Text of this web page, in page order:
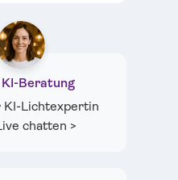
Beratung
Lichtexpertin
chatten >